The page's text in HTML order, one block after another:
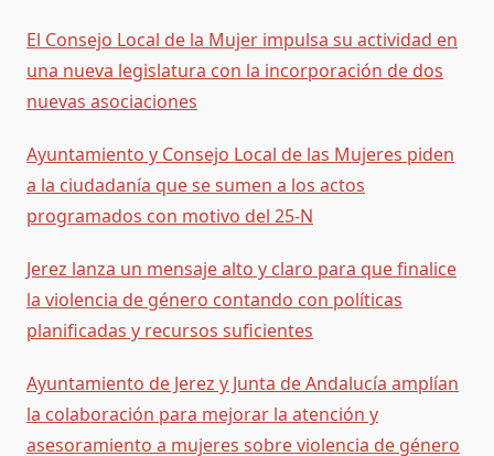
El Consejo Local de la Mujer impulsa su actividad en
una nueva legislatura con la incorporación de dos
nuevas asociaciones
Ayuntamiento y Consejo Local de las Mujeres piden
a la ciudadanía que se sumen a los actos
programados con motivo del 25-N
Jerez lanza un mensaje alto y claro para que finalice
la violencia de género contando con políticas
planificadas y recursos suficientes
Ayuntamiento de Jerez y Junta de Andalucía amplían
la colaboración para mejorar la atención y
asesoramiento a mujeres sobre violencia de género